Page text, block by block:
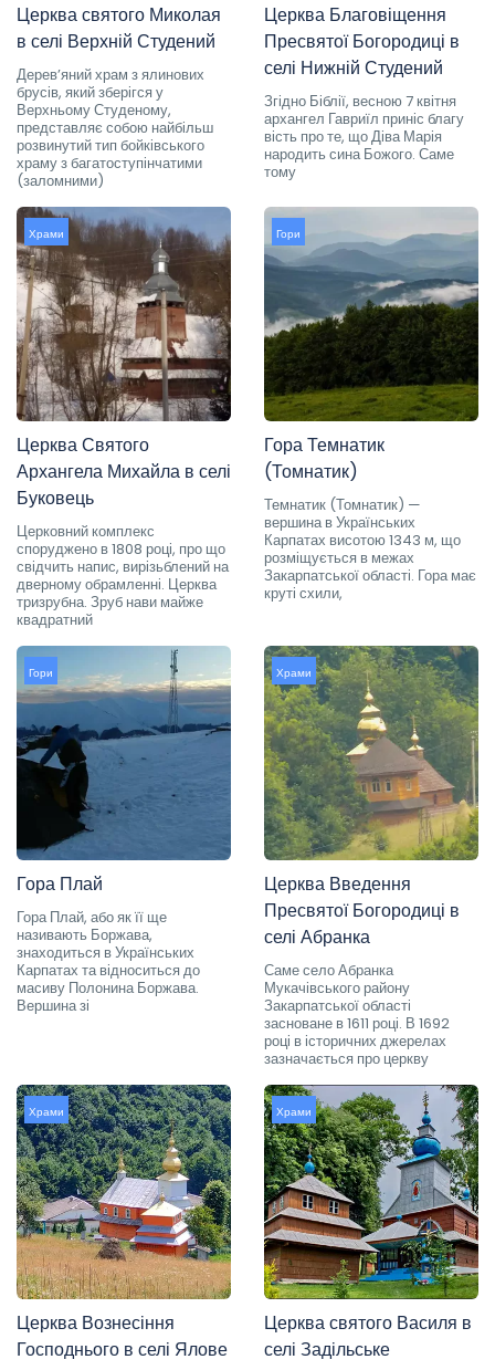
Церква святого Миколая
в селі Верхній Студений
Дерев’яний храм з ялинових
брусів, який зберігся у
Верхньому Студеному,
представляє собою найбільш
розвинутий тип бойківського
храму з багатоступінчатими
(заломними)
Церква Благовіщення
Пресвятої Богородиці в
селі Нижній Студений
Згідно Біблії, весною 7 квітня
архангел Гавриїл приніс благу
вість про те, що Діва Марія
народить сина Божого. Саме
тому
Храми
Церква Святого
Архангела Михайла в селі
Буковець
Церковний комплекс
споруджено в 1808 році, про що
свідчить напис, вирізьблений на
дверному обрамленні. Церква
тризрубна. Зруб нави майже
квадратний
Гори
Гора Темнатик
(Томнатик)
Темнатик (Томнатик) —
вершина в Українських
Карпатах висотою 1343 м, що
розміщується в межах
Закарпатської області. Гора має
круті схили,
Гори
Гора Плай
Гора Плай, або як її ще
називають Боржава,
знаходиться в Українських
Карпатах та відноситься до
масиву Полонина Боржава.
Вершина зі
Храми
Церква Введення
Пресвятої Богородиці в
селі Абранка
Саме село Абранка
Мукачівського району
Закарпатської області
засноване в 1611 році. В 1692
році в історичних джерелах
зазначається про церкву
Храми
Церква Вознесіння
Господнього в селі Ялове
Храми
Церква святого Василя в
селі Задільське